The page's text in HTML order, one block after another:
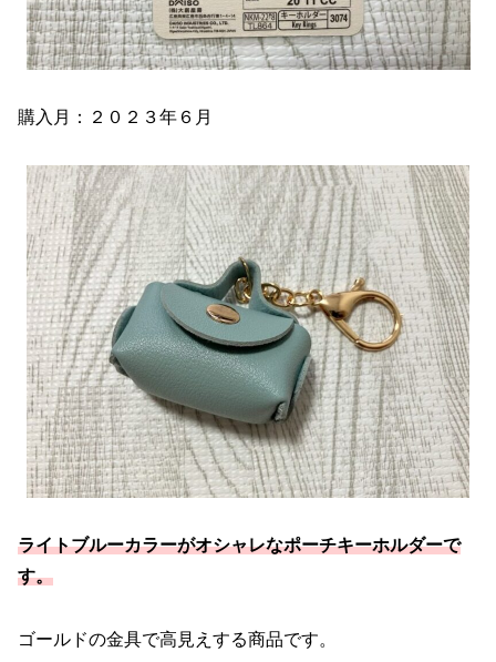
購入月：２０２３年６月
ライトブルーカラーがオシャレなポーチキーホルダーで
す。
ゴールドの金具で高見えする商品です。